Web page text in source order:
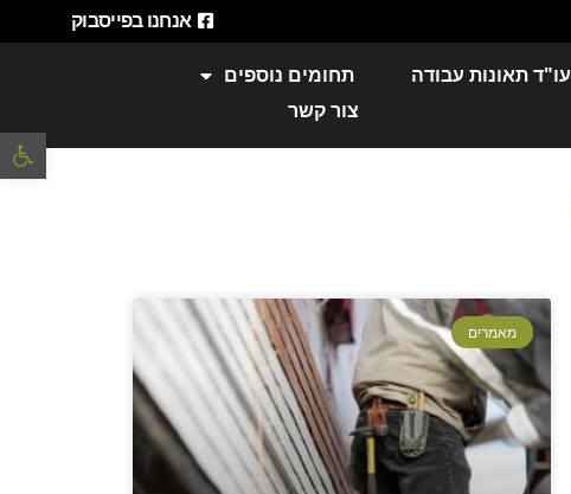
פתח
אנחנו בפייסבוק
עו"ד תאונות עבודה
תחומים נוספים
צור קשר
מאמרים